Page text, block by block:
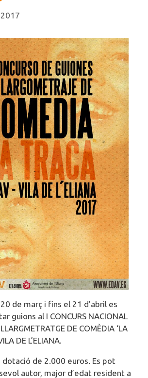
de març i fins el 21 d’abril es
guions al I CONCURS NACIONAL
DE COMÈDIA ‘LA
DE L’ELIANA.
dotació de 2.000 euros. Es pot
autor, major d’edat resident a